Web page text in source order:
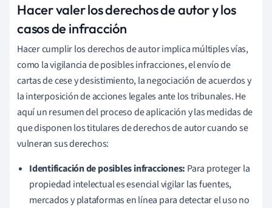
Hacer valer los derechos de autor y los
casos de infracción
Hacer cumplir los derechos de autor implica múltiples vías,
como la vigilancia de posibles infracciones, el envío de
cartas de cese y desistimiento, la negociación de acuerdos y
la interposición de acciones legales ante los tribunales. He
aquí un resumen del proceso de aplicación y las medidas de
que disponen los titulares de derechos de autor cuando se
vulneran sus derechos:
Identificación de posibles infracciones: Para proteger la
propiedad intelectual es esencial vigilar las fuentes,
mercados y plataformas en línea para detectar el uso no